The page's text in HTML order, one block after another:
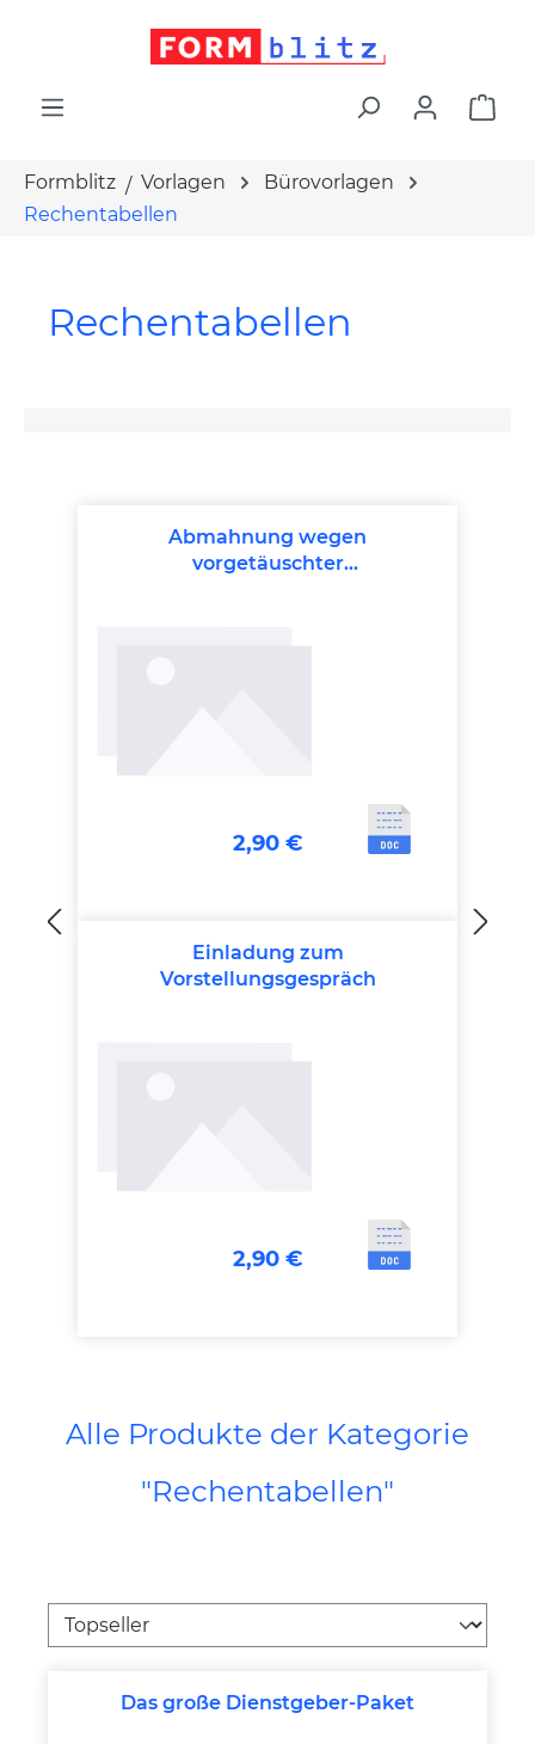
Formblitz Vorlagen
Bürovorlagen
Rechentabellen
Rechentabellen
Abmahnung wegen
vorgetäuschter
2,90 €
Einladung zum
Vorstellungsgespräch
2,90 €
Alle Produkte der Kategorie
"Rechentabellen"
Das große Dienstgeber-Paket